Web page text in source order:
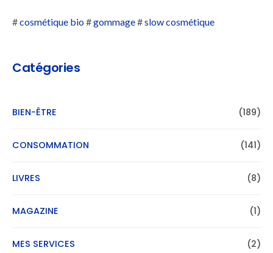
#cosmétique bio#gommage#slow cosmétique
Catégories
BIEN-ÊTRE (189)
CONSOMMATION (141)
LIVRES (8)
MAGAZINE (1)
MES SERVICES (2)